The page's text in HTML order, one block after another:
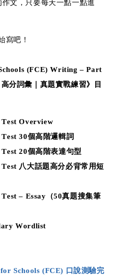
文，只要每天一點一點進
寫吧！
(FCE) Writing – Part
分詞彙｜真題實戰練習》目
Overview
30個高階邏輯詞
20個高階表達句型
八大話題高分必背常用短
– Essay（50真題搜集筆
Wordlist
Schools (FCE) 口說測驗完